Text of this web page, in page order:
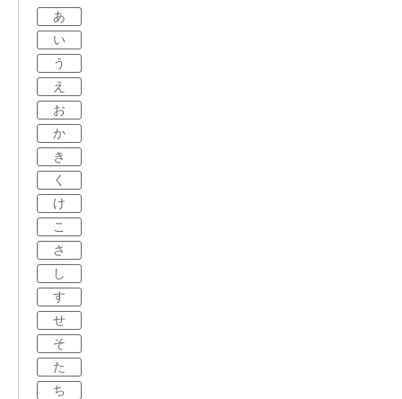
あ
い
う
え
お
か
き
く
け
こ
さ
し
す
せ
そ
た
ち